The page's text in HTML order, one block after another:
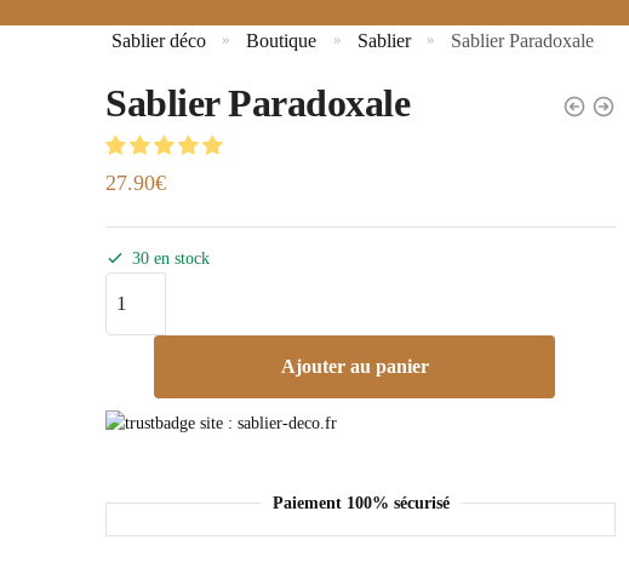
Sablier déco » Boutique » Sablier » Sablier Paradoxale
Sablier Paradoxale
27.90€
30 en stock
Ajouter au panier
Paiement 100% sécurisé